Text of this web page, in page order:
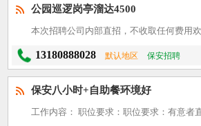
公园巡逻岗亭溜达4500
13180888028 默认地区 保安招聘
保安八小时+自助餐环境好